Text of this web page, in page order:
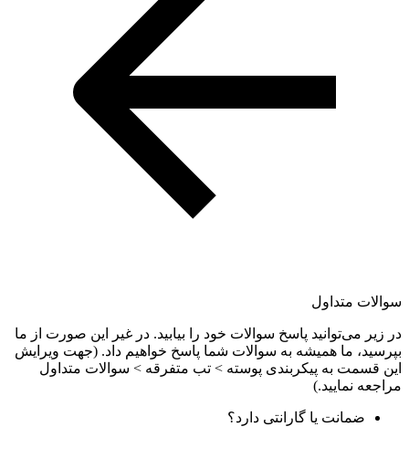
سوالات متداول
در زیر می‌توانید پاسخ سوالات خود را بیابید. در غیر این صورت از ما
بپرسید، ما همیشه به سوالات شما پاسخ خواهیم داد. (جهت ویرایش
این قسمت به پیکربندی پوسته > تب متفرقه > سوالات متداول
مراجعه نمایید.)
ضمانت یا گارانتی دارد؟